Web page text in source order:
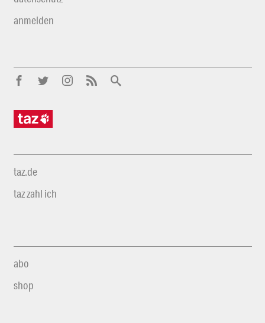
anmelden
taz.de
taz zahl ich
abo
shop